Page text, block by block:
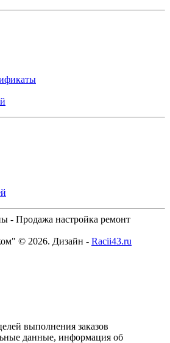
- Продажа настройка ремонт
© 2026. Дизайн - Racii43.ru
выполнения заказов
данные, информация об